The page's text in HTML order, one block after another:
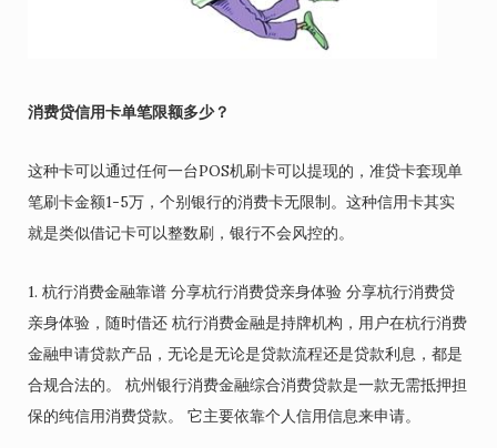
消费贷信用卡单笔限额多少？
这种卡可以通过任何一台POS机刷卡可以提现的，准贷卡套现单
笔刷卡金额1-5万，个别银行的消费卡无限制。这种信用卡其实
就是类似借记卡可以整数刷，银行不会风控的。
1. 杭行消费金融靠谱 分享杭行消费贷亲身体验 分享杭行消费贷
亲身体验，随时借还 杭行消费金融是持牌机构，用户在杭行消费
金融申请贷款产品，无论是无论是贷款流程还是贷款利息，都是
合规合法的。 杭州银行消费金融综合消费贷款是一款无需抵押担
保的纯信用消费贷款。 它主要依靠个人信用信息来申请。